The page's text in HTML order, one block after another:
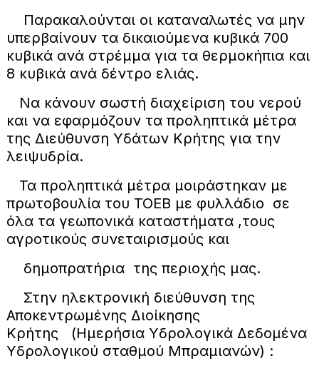
Παρακαλούνται οι καταναλωτές να μην
υπερβαίνουν τα δικαιούμενα κυβικά 700
κυβικά ανά στρέμμα για τα θερμοκήπια και
8 κυβικά ανά δέντρο ελιάς.
Να κάνουν σωστή διαχείριση του νερού
και να εφαρμόζουν τα προληπτικά μέτρα
της Διεύθυνση Υδάτων Κρήτης για την
λειψυδρία.
Τα προληπτικά μέτρα μοιράστηκαν με
πρωτοβουλία του ΤΟΕΒ με φυλλάδιο σε
όλα τα γεωπονικά καταστήματα ,τους
αγροτικούς συνεταιρισμούς και
δημοπρατήρια της περιοχής μας.
Στην ηλεκτρονική διεύθυνση της
Αποκεντρωμένης Διοίκησης
Κρήτης (Ημερήσια Υδρολογικά Δεδομένα
Υδρολογικού σταθμού Μπραμιανών) :